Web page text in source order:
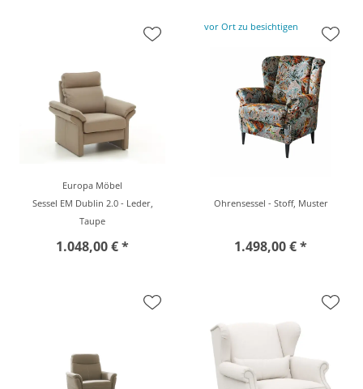
Europa Möbel
Sessel EM Dublin 2.0 - Leder,
Taupe
1.048,00 € *
vor Ort zu besichtigen
Ohrensessel - Stoff, Muster
1.498,00 € *